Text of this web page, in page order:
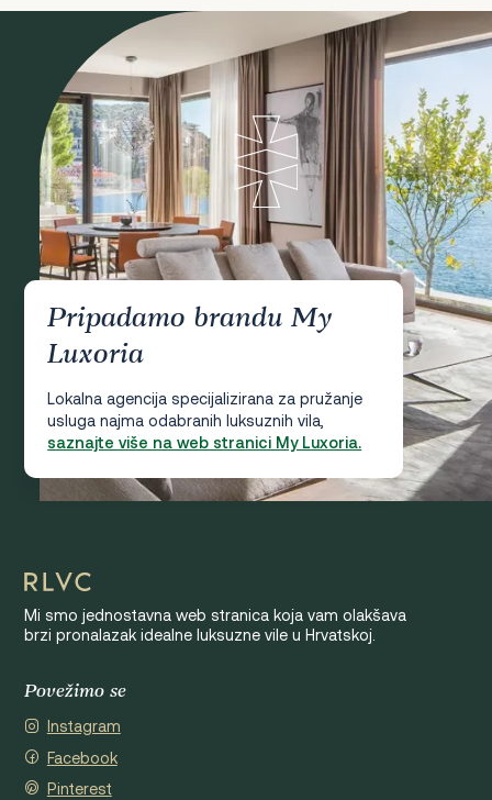
Pripadamo brandu My
Luxoria
Lokalna agencija specijalizirana za pružanje
usluga najma odabranih luksuznih vila,
saznajte više na web stranici My Luxoria.
Mi smo jednostavna web stranica koja vam olakšava
brzi pronalazak idealne luksuzne vile u Hrvatskoj.
Povežimo se
Instagram
Facebook
Pinterest